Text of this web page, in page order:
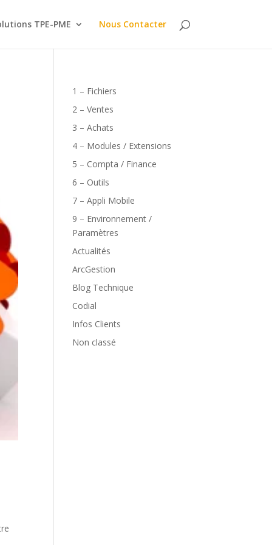
TPE-PME Nous Contacter
1 – Fichiers
2 – Ventes
3 – Achats
4 – Modules / Extensions
5 – Compta / Finance
6 – Outils
7 – Appli Mobile
9 – Environnement /
Paramètres
Actualités
ArcGestion
Blog Technique
Codial
Infos Clients
Non classé